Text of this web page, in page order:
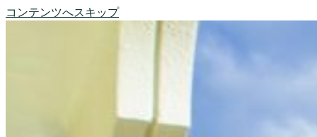
コンテンツへスキップ